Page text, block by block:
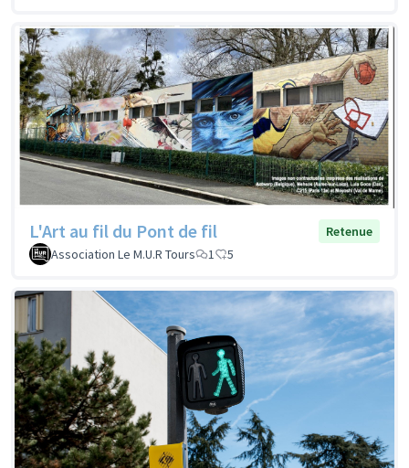
L'Art au fil du Pont de fil
Retenue
Association Le M.U.R Tours
1 5